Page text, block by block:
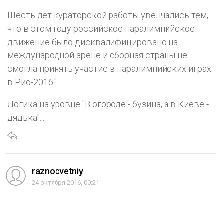
Шесть лет кураторской работы увенчались тем,
что в этом году российское паралимпийское
движение было дисквалифицировано на
международной арене и сборная страны не
смогла принять участие в паралимпийских играх
в Рио-2016."
Логика на уровне "В огороде - бузина, а в Киеве -
дядька"...
raznocvetniy
24 октября 2016, 00:21